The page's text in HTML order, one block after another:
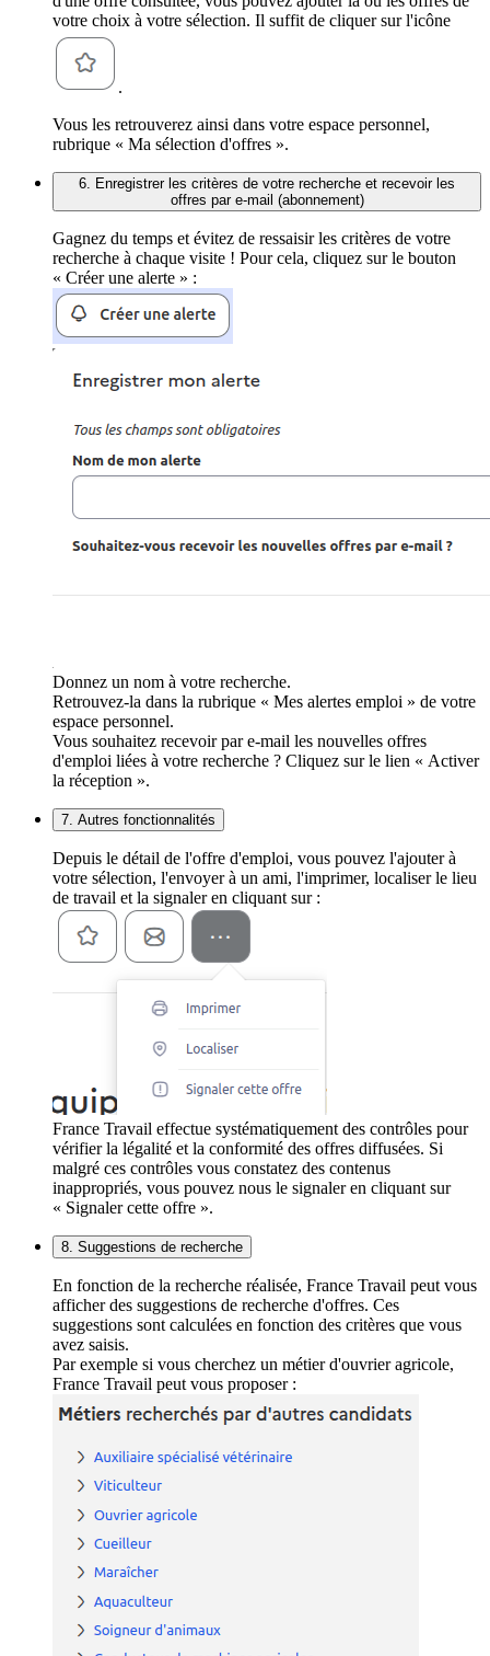
votre choix à votre sélection. Il suffit de cliquer sur l'icône
.
Vous les retrouverez ainsi dans votre espace personnel,
rubrique « Ma sélection d'offres ».
6. Enregistrer les critères de votre recherche et recevoir les
offres par e-mail (abonnement)
Gagnez du temps et évitez de ressaisir les critères de votre
recherche à chaque visite ! Pour cela, cliquez sur le bouton
« Créer une alerte » :
Donnez un nom à votre recherche.
Retrouvez-la dans la rubrique « Mes alertes emploi » de votre
espace personnel.
Vous souhaitez recevoir par e-mail les nouvelles offres
d'emploi liées à votre recherche ? Cliquez sur le lien « Activer
la réception ».
7. Autres fonctionnalités
Depuis le détail de l'offre d'emploi, vous pouvez l'ajouter à
votre sélection, l'envoyer à un ami, l'imprimer, localiser le lieu
de travail et la signaler en cliquant sur :
France Travail effectue systématiquement des contrôles pour
vérifier la légalité et la conformité des offres diffusées. Si
malgré ces contrôles vous constatez des contenus
inappropriés, vous pouvez nous le signaler en cliquant sur
« Signaler cette offre ».
8. Suggestions de recherche
En fonction de la recherche réalisée, France Travail peut vous
afficher des suggestions de recherche d'offres. Ces
suggestions sont calculées en fonction des critères que vous
avez saisis.
Par exemple si vous cherchez un métier d'ouvrier agricole,
France Travail peut vous proposer :